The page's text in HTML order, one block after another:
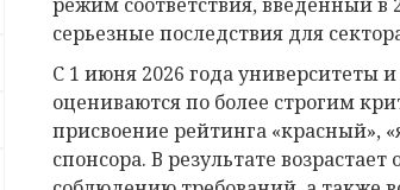
серьезные последствия для
С 1 июня 2026 года университеты
оцениваются по более строгим
присвоение рейтинга «красный»,
спонсора. В результате